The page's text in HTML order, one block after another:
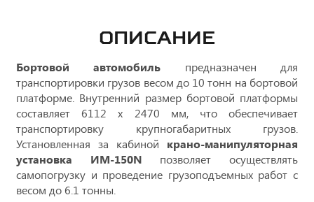
ОПИСАНИЕ
Бортовой автомобиль предназначен для
транспортировки грузов весом до 10 тонн на бортовой
платформе. Внутренний размер бортовой платформы
составляет 6112 х 2470 мм, что обеспечивает
транспортировку крупногабаритных грузов.
Установленная за кабиной крано-манипуляторная
установка ИМ-150N позволяет осуществлять
самопогрузку и проведение грузоподъемных работ с
весом до 6.1 тонны.